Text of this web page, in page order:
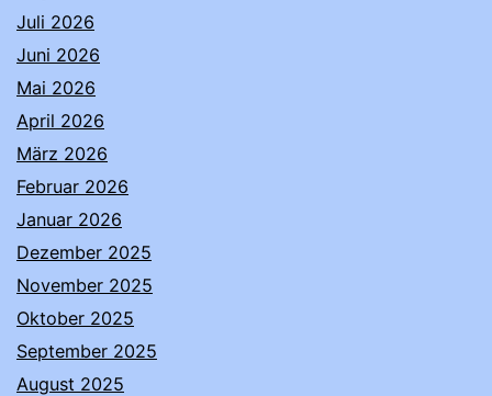
Juli 2026
Juni 2026
Mai 2026
April 2026
März 2026
Februar 2026
Januar 2026
Dezember 2025
November 2025
Oktober 2025
September 2025
August 2025